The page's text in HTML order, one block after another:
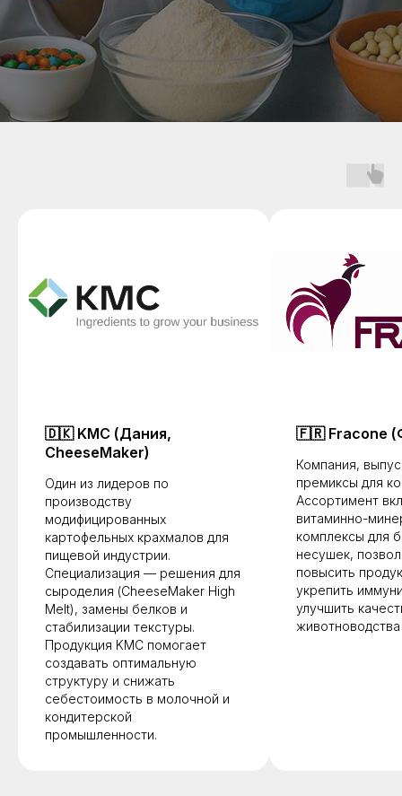
🇩🇰 KMC (Дания,
CheeseMaker)
Один из лидеров по
производству
модифицированных
картофельных крахмалов для
пищевой индустрии.
Специализация — решения для
сыроделия (CheeseMaker High
Melt), замены белков и
стабилизации текстуры.
Продукция KMC помогает
создавать оптимальную
структуру и снижать
себестоимость в молочной и
кондитерской
промышленности.
🇫🇷 Fracone
Компания,
премиксы для
Ассортимент
витаминно-
комплексы для
несушек,
повысить
укрепить
улучшить
животноводства